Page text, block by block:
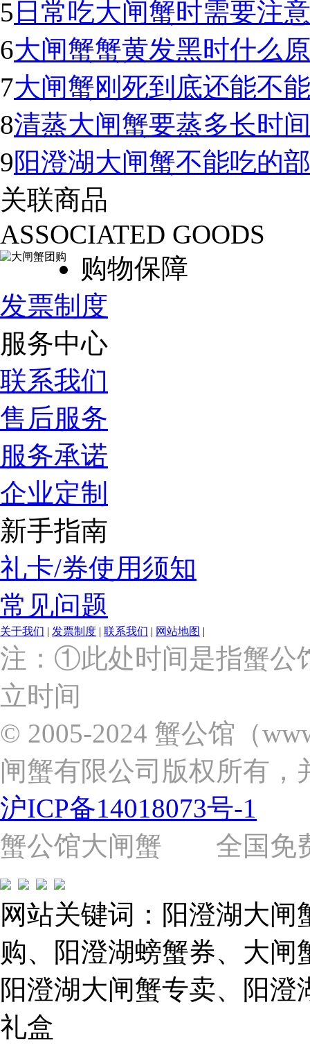
5 日常吃大闸蟹时需要注
6大闸蟹蟹黄发黑时什么
7大闸蟹刚死到底还能不
8清蒸大闸蟹要蒸多长时
9阳澄湖大闸蟹不能吃的
关联商品
ASSOCIATED GOODS
购物保障
发票制度
服务中心
联系我们
售后服务
服务承诺
企业定制
新手指南
礼卡/券使用须知
常见问题
关于我们 | 发票制度 | 联系我们 | 网站地图 |
上
海
市
浦
东
区
杨
路
号
（靠
近
苗
圃
路）
Tel:
021-
62243579
E-
mail:
859749344@qq.com
1019225591
注：①此处时间是指蟹公
立时间
© 2005-2024 蟹公馆（
闸蟹有限公司版权所有，
沪ICP备14018073号-1
蟹公馆大闸蟹 全国免费
网站关键词：阳澄湖大
购、阳澄湖螃蟹券、大
阳澄湖大闸蟹专卖、阳
礼盒